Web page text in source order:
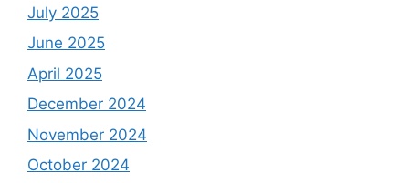
July 2025
June 2025
April 2025
December 2024
November 2024
October 2024